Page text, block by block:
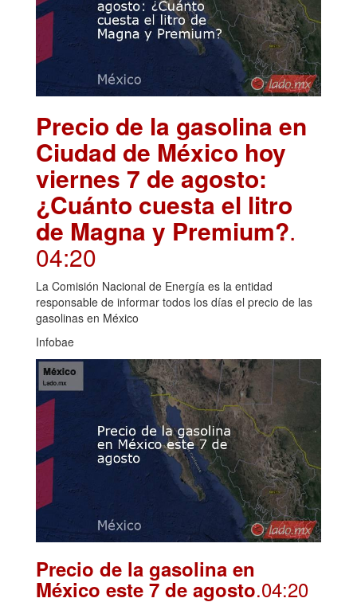
Precio de la gasolina en
Ciudad de México hoy
viernes 7 de agosto:
¿Cuánto cuesta el litro
de Magna y Premium?.
04:20
La Comisión Nacional de Energía es la entidad
responsable de informar todos los días el precio de las
gasolinas en México
Infobae
Precio de la gasolina en
México este 7 de agosto.04:20